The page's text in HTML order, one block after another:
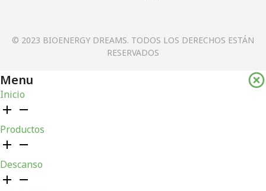
© 2023 BIOENERGY DREAMS. TODOS LOS DERECHOS ESTÁN
RESERVADOS
Menu
Inicio
Productos
Descanso